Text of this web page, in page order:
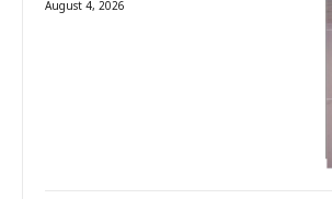
August 4, 2026